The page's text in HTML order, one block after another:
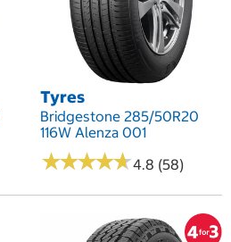
Tyres
Bridgestone 285/50R20
116W Alenza 001
★★★★★
★★★★★4.8 (58)